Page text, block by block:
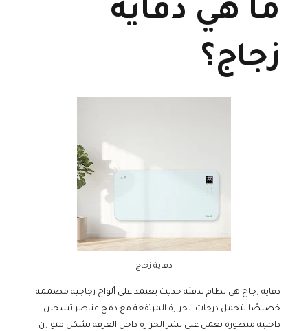
ما هي دفاية
زجاج؟
دفاية زجاج
دفاية زجاج هي نظام تدفئة حديث يعتمد على ألواح زجاجية مصممة
خصيصًا لتحمل درجات الحرارة المرتفعة مع دمج عناصر تسخين
داخلية متطورة تعمل على نشر الحرارة داخل الغرفة بشكل متوازن